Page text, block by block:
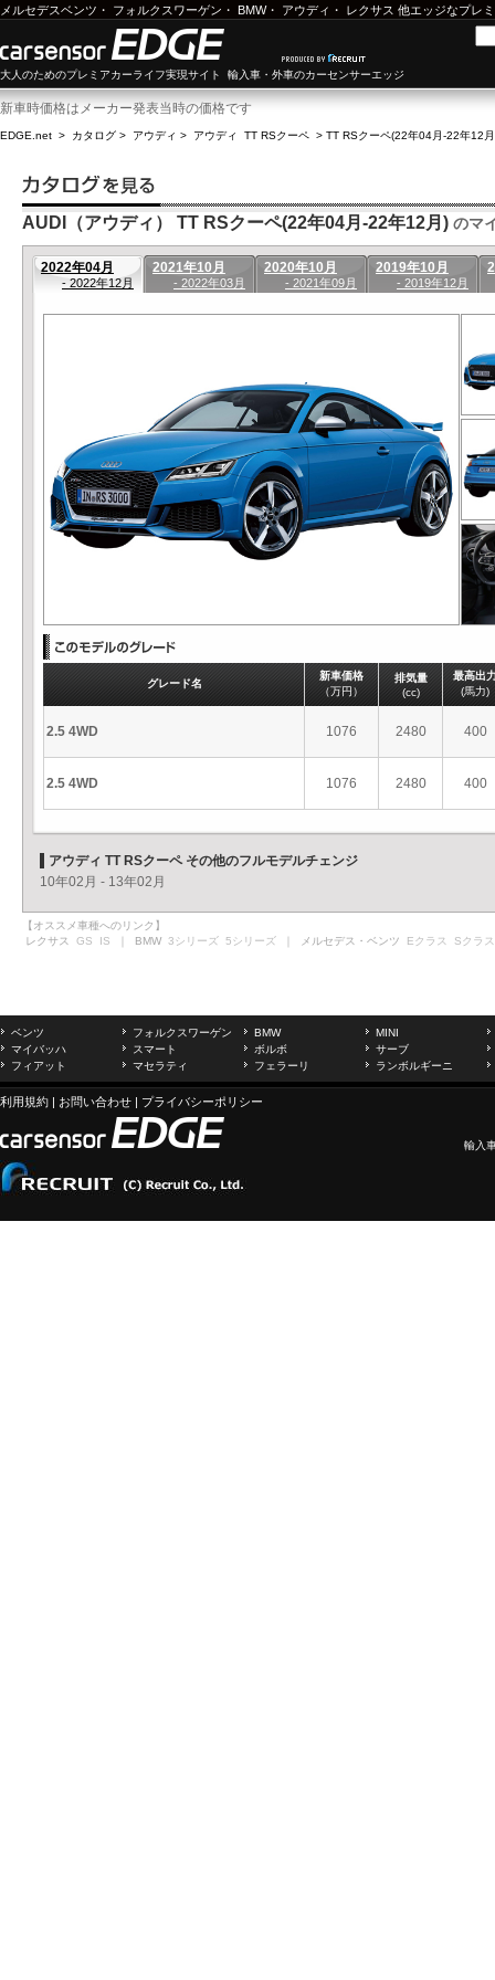
メルセデスベンツ ・ フォルクスワーゲン ・ BMW・ アウディ ・ レクサス 他エッジなプレ
大人のためのプレミアカーライフ実現サイト 輸入車・外車のカーセンサーエッジ
新車時価格はメーカー発表当時の価格です
EDGE.net > カタログ > アウディ > アウディ TT RSクーペ > TT RSクーペ(22年04月-22年12
AUDI（アウディ） TT RSクーペ(22年04月-22年12月) のマ
2022年04月
- 2022年12月
2021年10月
- 2022年03月
2020年10月
- 2021年09月
2019年10月
- 2019年12月
グレード名
新車価格
（万円）
排気量
(cc)
最高出
(馬力)
2.5 4WD 1076 2480 400
2.5 4WD 1076 2480 400
アウディ TT RSクーペ その他のフルモデルチェンジ
10年02月 - 13年02月
【オススメ車種へのリンク】
レクサス GS IS ｜ BMW 3シリーズ 5シリーズ ｜ メルセデス・ベンツ Eクラス Sクラス
ベンツ フォルクスワーゲン BMW
MINI
マイバッハ
スマート ボルボ
サーブ
フィアット
マセラティ フェラーリ ランボルギーニ
利用規約 | お問い合わせ | プライバシーポリシー
輸入